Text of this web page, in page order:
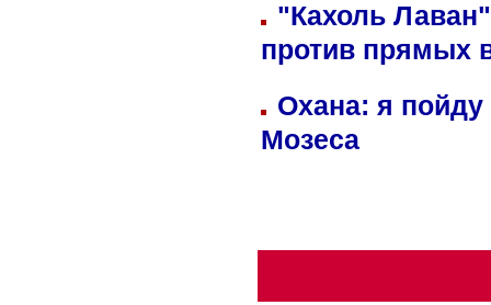
"Кахоль
против прямых
Охана: я пойду
Мозеса